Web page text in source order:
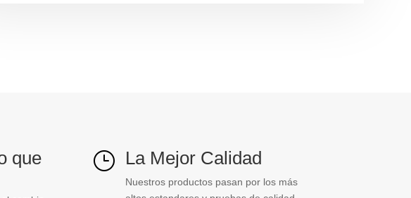
que
} La Mejor Calidad
Nuestros productos pasan por los más